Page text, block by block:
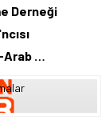
Derneği
Arab …